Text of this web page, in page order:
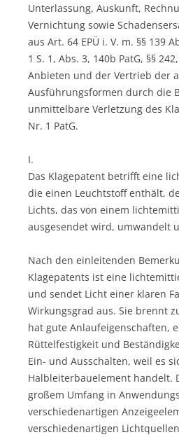
Unterlassung, Auskunft,
Vernichtung sowie
aus Art. 64 EPÜ i. V. m. §§ 139
1 S. 1, Abs. 3, 140b PatG, §§
Anbieten und der Vertrieb der
Ausführungsformen durch die
unmittelbare Verletzung des
Nr. 1 PatG.
I.
Das Klagepatent betrifft eine
die einen Leuchtstoff enthält,
Lichts, das von einem
ausgesendet wird, umwandelt
Nach den einleitenden
Klagepatents ist eine
und sendet Licht einer klaren
Wirkungsgrad aus. Sie brennt
hat gute Anlaufeigenschaften,
Rüttelfestigkeit und
Ein- und Ausschalten, weil es
Halbleiterbauelement handelt.
großem Umfang in
verschiedenartigen
verschiedenartigen